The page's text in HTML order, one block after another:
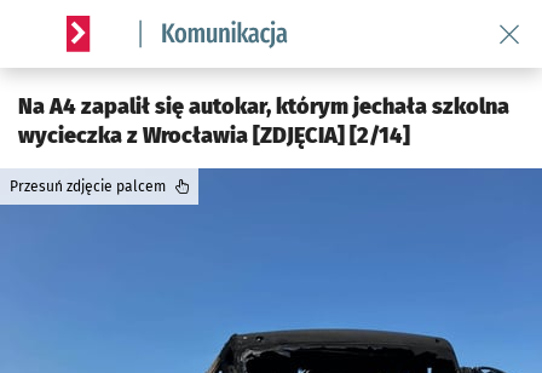
Serwis informacyjny wroclaw.pl podserwis: Komunikacja
Na A4 zapalił się autokar, którym jechała szkolna
wycieczka z Wrocławia [ZDJĘCIA] [2/14]
Przesuń zdjęcie palcem